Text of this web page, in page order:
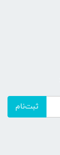
ثبت‌نام